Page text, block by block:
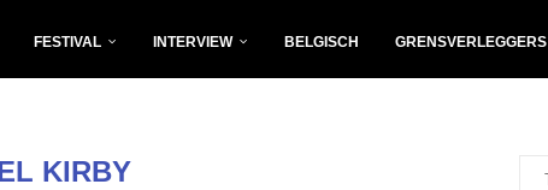
FESTIVAL INTERVIEW BELGISCH GRENSVERLEGGERS
KIRBY